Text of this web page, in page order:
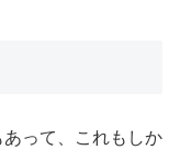
って、これもしか